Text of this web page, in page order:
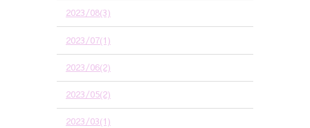
2023/08(3)
2023/07(1)
2023/06(2)
2023/05(2)
2023/03(1)